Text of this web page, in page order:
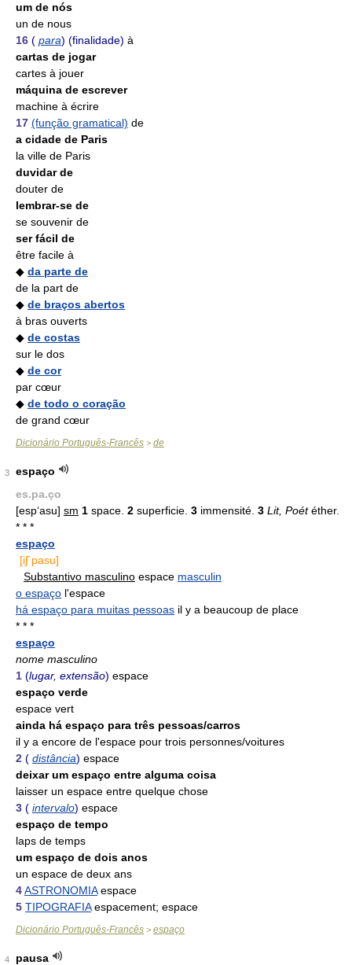
um de nós
un de nous
16 ( para) (finalidade) à
cartas de jogar
cartes à jouer
máquina de escrever
machine à écrire
17 (função gramatical) de
a cidade de Paris
la ville de Paris
duvidar de
douter de
lembrar-se de
se souvenir de
ser fácil de
être facile à
◆ da parte de
de la part de
◆ de braços abertos
à bras ouverts
◆ de costas
sur le dos
◆ de cor
par cœur
◆ de todo o coração
de grand cœur
Dicionário Português-Francês > de
3
espaço
es.pa.ço
[esp‘asu] sm 1 space. 2 superficie. 3 immensité. 3 Lit, Poététher.
* * *
espaço
[iʃ`pasu]
Substantivo masculino espace masculin
o espaço l'espace
há espaço para muitas pessoas il y a beaucoup de place
* * *
espaço
nome masculino
1 (lugar, extensão) espace
espaço verde
espace vert
ainda há espaço para três pessoas/carros
il y a encore de l'espace pour trois personnes/voitures
2 ( distância) espace
deixar um espaço entre alguma coisa
laisser un espace entre quelque chose
3 ( intervalo) espace
espaço de tempo
laps de temps
um espaço de dois anos
un espace de deux ans
4ASTRONOMIAespace
5 TIPOGRAFIAespacement; espace
Dicionário Português-Francês > espaço
4
pausa